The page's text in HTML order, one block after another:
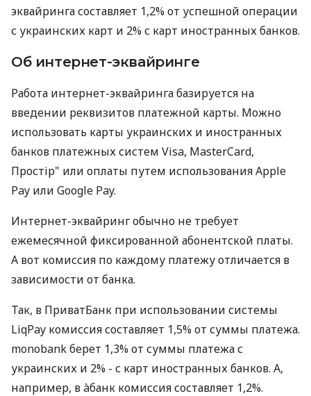
эквайринга составляет 1,2% от успешной операции
с украинских карт и 2% с карт иностранных банков.
Об интернет-эквайринге
Работа интернет-эквайринга базируется на
введении реквизитов платежной карты. Можно
использовать карты украинских и иностранных
банков платежных систем Visa, MasterCard,
Простір" или оплаты путем использования Apple
Pay или Google Pay.
Интернет-эквайринг обычно не требует
ежемесячной фиксированной абонентской платы.
А вот комиссия по каждому платежу отличается в
зависимости от банка.
Так, в ПриватБанк при использовании системы
LiqPay комиссия составляет 1,5% от суммы платежа.
monobank берет 1,3% от суммы платежа с
украинских и 2% - с карт иностранных банков. А,
например, в àбанк комиссия составляет 1,2%.